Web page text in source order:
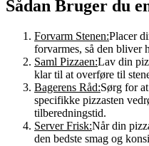
Sådan Bruger du
Forvarm Stenen:Placer
forvarmes, så den bliver
Saml Pizzaen:Lav din
klar til at overføre til
Bagerens Råd:Sørg for
specifikke pizzasten
tilberedningstid.
Server Frisk:Når din
den bedste smag og